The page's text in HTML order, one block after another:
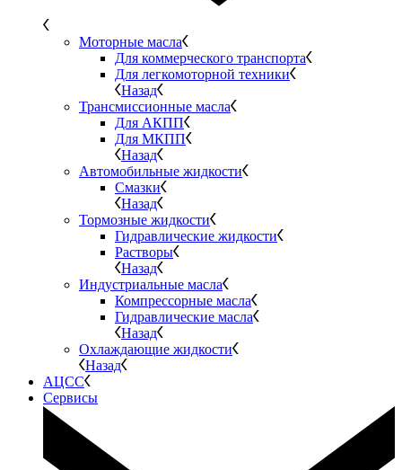
Моторные масла
Для коммерческого транспорта
Для легкомоторной техники
Назад
Трансмиссионные масла
Для АКПП
Для МКПП
Назад
Автомобильные жидкости
Смазки
Назад
Тормозные жидкости
Гидравлические жидкости
Растворы
Назад
Индустриальные масла
Компрессорные масла
Гидравлические масла
Назад
Охлаждающие жидкости
Назад
АЦСС
Сервисы